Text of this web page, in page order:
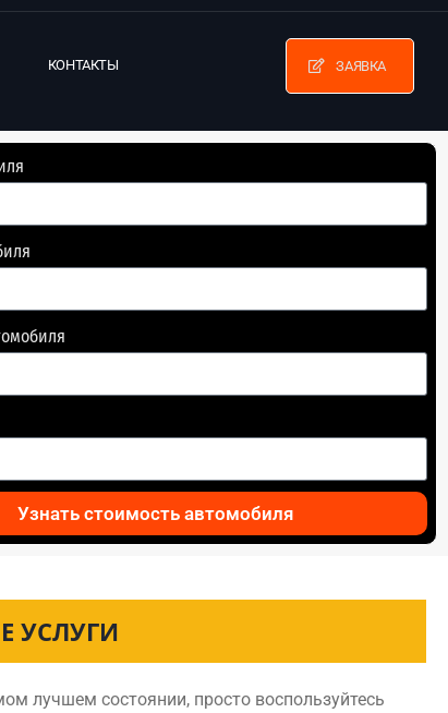
КОНТАКТЫ ЗАЯВКА
Узнать стоимость автомобиля
УСЛУГИ
лучшем состоянии, просто воспользуйтесь